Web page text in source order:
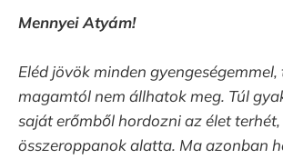
Mennyei Atyám!
Eléd jövök minden
magamtól nem állhatok meg. Túl
saját erőmből hordozni az élet terhét,
összeroppanok alatta. Ma azonban